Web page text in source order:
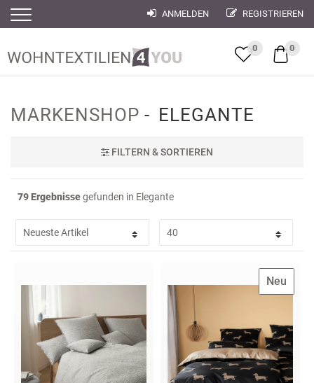
ANMELDEN REGISTRIEREN
0 0
MARKENSHOP ELEGANTE
FILTERN & SORTIEREN
79 Ergebnissegefunden in Elegante
Neu
Filter
Filter